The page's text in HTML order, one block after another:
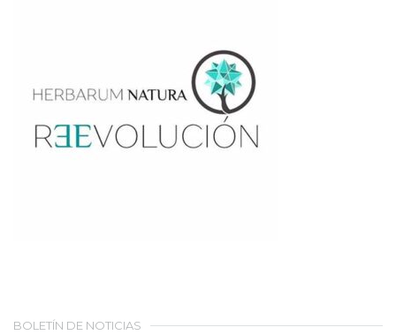
BOLETÍN DE NOTICIAS